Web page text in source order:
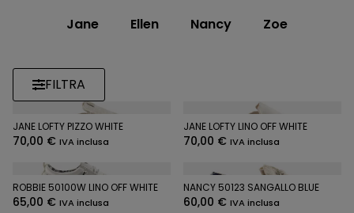
Jane
Ellen Nancy Zoe
FILTRA
JANE LOFTY PIZZO WHITE
70,00 € IVA inclusa
JANE LOFTY LINO OFF WHITE
70,00 € IVA inclusa
ROBBIE 50100W LINO OFF WHITE
65,00 € IVA inclusa
NANCY 50123 SANGALLO BLUE
60,00 € IVA inclusa